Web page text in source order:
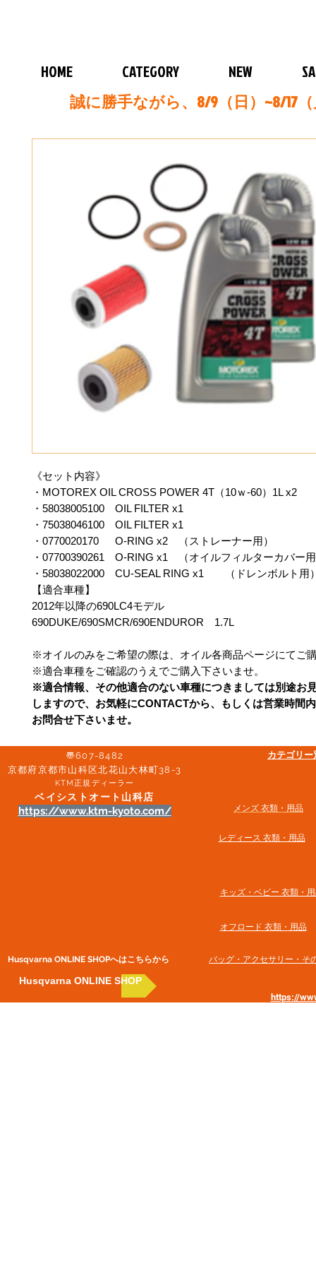
HOME CATEGORY NEW
誠に勝手ながら、8/9（日）~8/17
《セット内容》
・MOTOREX OIL CROSS POWER 4T（10ｗ-60）1L x2
・58038005100 OIL FILTER x1
・75038046100 OIL FILTER x1
・0770020170 O-RING x2 （ストレーナー用）
・07700390261 O-RING x1 （オイルフィルターカバー
・58038022000 CU-SEAL RING x1 （ドレンボルト用
【適合車種】
2012年以降の690LC4モデル
690DUKE/690SMCR/690ENDUROR 1.7L
※オイルのみをご希望の際は、オイル各商品ページにてご
※適合車種をご確認のうえでご購入下さいませ。
※適合情報、その他適合のない車種につきましては別途お
しますので、お気軽にCONTACTから、もしくは営業時間
お問合せ下さいませ。
〠607-8482
京都府京都市山科区北花山大林町38-3​
KTM正規ディーラー
ベイシストオート山科店
https://www.ktm-kyoto.com/
Husqvarna ONLINE SHOP​へはこちらから
Husqvarna ONLINE SHOP
カテゴリ
メンズ 衣類・用品
​レディース 衣類・用品
キッズ・ベビー 衣類・
オフロード 衣類・用品
バッグ・アクセサリー・そ
https://